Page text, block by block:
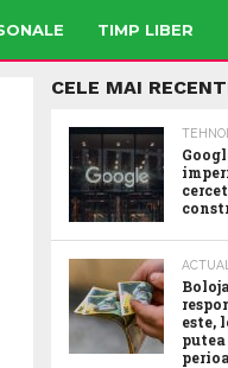
TIMP LIBER
CELE MAI
este,